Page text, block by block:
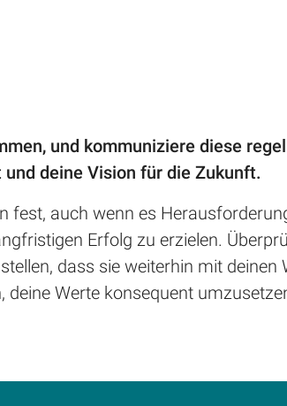
und kommuniziere diese
deine Vision für die Zukunft.
fest, auch wenn es
Erfolg zu erzielen.
dass sie weiterhin mit deinen
Werte konsequent